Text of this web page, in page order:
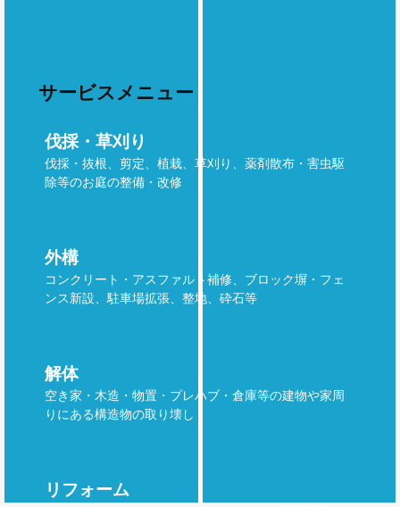
サービスメニュー
伐採・草刈り
伐採・抜根、剪定、植栽、草刈り、薬剤散布・害虫駆
除等のお庭の整備・改修
外構
コンクリート・アスファルト補修、ブロック塀・フェ
ンス新設、駐車場拡張、整地、砕石等
解体
空き家・木造・物置・プレハブ・倉庫等の建物や家周
りにある構造物の取り壊し
リフォーム